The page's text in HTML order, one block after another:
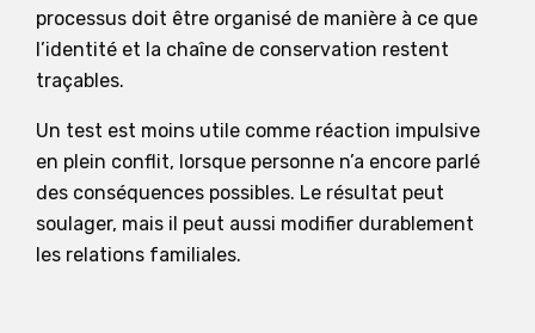
processus doit être organisé de manière à ce que
l’identité et la chaîne de conservation restent
traçables.
Un test est moins utile comme réaction impulsive
en plein conflit, lorsque personne n’a encore parlé
des conséquences possibles. Le résultat peut
soulager, mais il peut aussi modifier durablement
les relations familiales.